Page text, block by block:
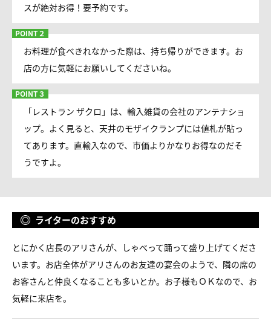
スが絶対お得！要予約です。
お料理が食べきれなかった際は、持ち帰りができます。お
店の方に気軽にお願いしてくださいね。
「レストラン ザクロ」は、輸入雑貨の会社のアンテナショ
ップ。よく見ると、天井のモザイクランプには値札が貼っ
てあります。直輸入なので、市価よりかなりお得なのだそ
うですよ。
ライターのおすすめ
とにかく店長のアリさんが、しゃべって踊って盛り上げてくださ
います。お店全体がアリさんのお友達の宴会のようで、隣の席の
お客さんと仲良くなることも多いとか。お子様もＯＫなので、お
気軽に来店を。